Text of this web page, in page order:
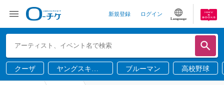
新規登録 ログイン
Language
クーザ
ヤングスキニ
ー
ブルーマン 高校野球